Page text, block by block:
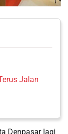
Jalan
Denpasar lagi